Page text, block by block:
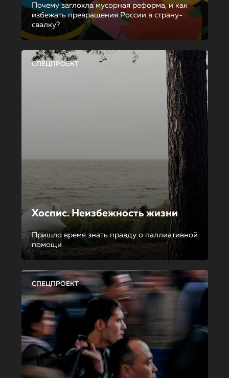
Почему заглохла мусорная реформа, и как
избежать превращения России в страну-
свалку?
СПЕЦПРОЕКТ
Хоспис. Неизбежность жизни
Пришло время знать правду о паллиативной
помощи
СПЕЦПРОЕКТ